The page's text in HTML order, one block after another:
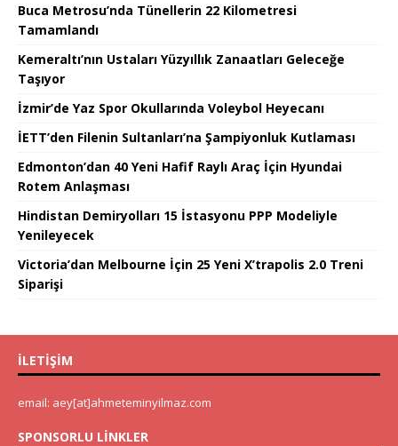
Buca Metrosu’nda Tünellerin 22 Kilometresi
Tamamlandı
Kemeraltı’nın Ustaları Yüzyıllık Zanaatları Geleceğe
Taşıyor
İzmir’de Yaz Spor Okullarında Voleybol Heyecanı
İETT’den Filenin Sultanları’na Şampiyonluk Kutlaması
Edmonton’dan 40 Yeni Hafif Raylı Araç İçin Hyundai
Rotem Anlaşması
Hindistan Demiryolları 15 İstasyonu PPP Modeliyle
Yenileyecek
Victoria’dan Melbourne İçin 25 Yeni X’trapolis 2.0 Treni
Siparişi
İLETIŞIM
email: aey[at]ahmeteminyilmaz.com
SPONSORLU LINKLER